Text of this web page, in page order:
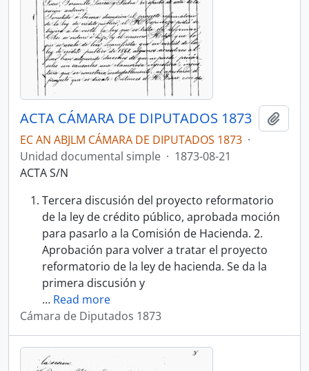
ACTA CÁMARA DE DIPUTADOS 1873
EC AN ABJLM CÁMARA DE DIPUTADOS 1873 ·
Unidad documental simple · 1873-08-21
ACTA S/N
Tercera discusión del proyecto reformatorio
de la ley de crédito público, aprobada moción
para pasarlo a la Comisión de Hacienda. 2.
Aprobación para volver a tratar el proyecto
reformatorio de la ley de hacienda. Se da la
primera discusión y
… Read more
Cámara de Diputados 1873